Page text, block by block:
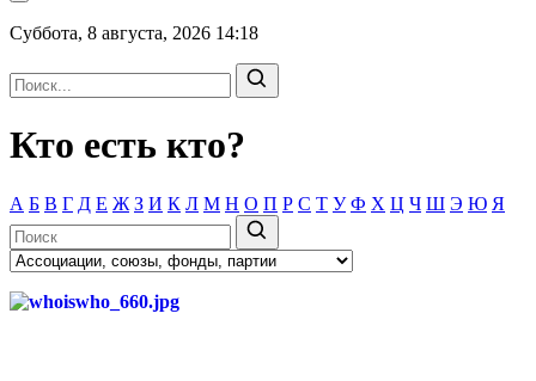
Суббота, 8 августа, 2026 14:18
Кто есть кто?
А Б В Г Д Е Ж З И К Л М Н О П Р С Т У Ф Х Ц Ч Ш Э Ю Я